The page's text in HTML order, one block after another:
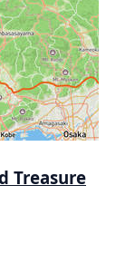
Treasure